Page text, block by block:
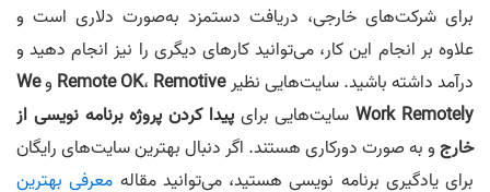
برای شرکت‌های خارجی، دریافت دستمزد به‌صورت دلاری است و
علاوه بر انجام این کار، می‌توانید کارهای دیگری را نیز انجام دهید و
درآمد داشته باشید. سایت‌هایی نظیر
Remote OK، Remotive وWe
Work Remotelyسایت‌هایی برایپیدا کردن پروژه برنامه نویسی از
خارجو به صورت دورکاری هستند. اگر دنبال بهترین سایت‌های رایگان
برای یادگیری برنامه نویسی هستید، می‌توانید مقاله معرفی بهترین